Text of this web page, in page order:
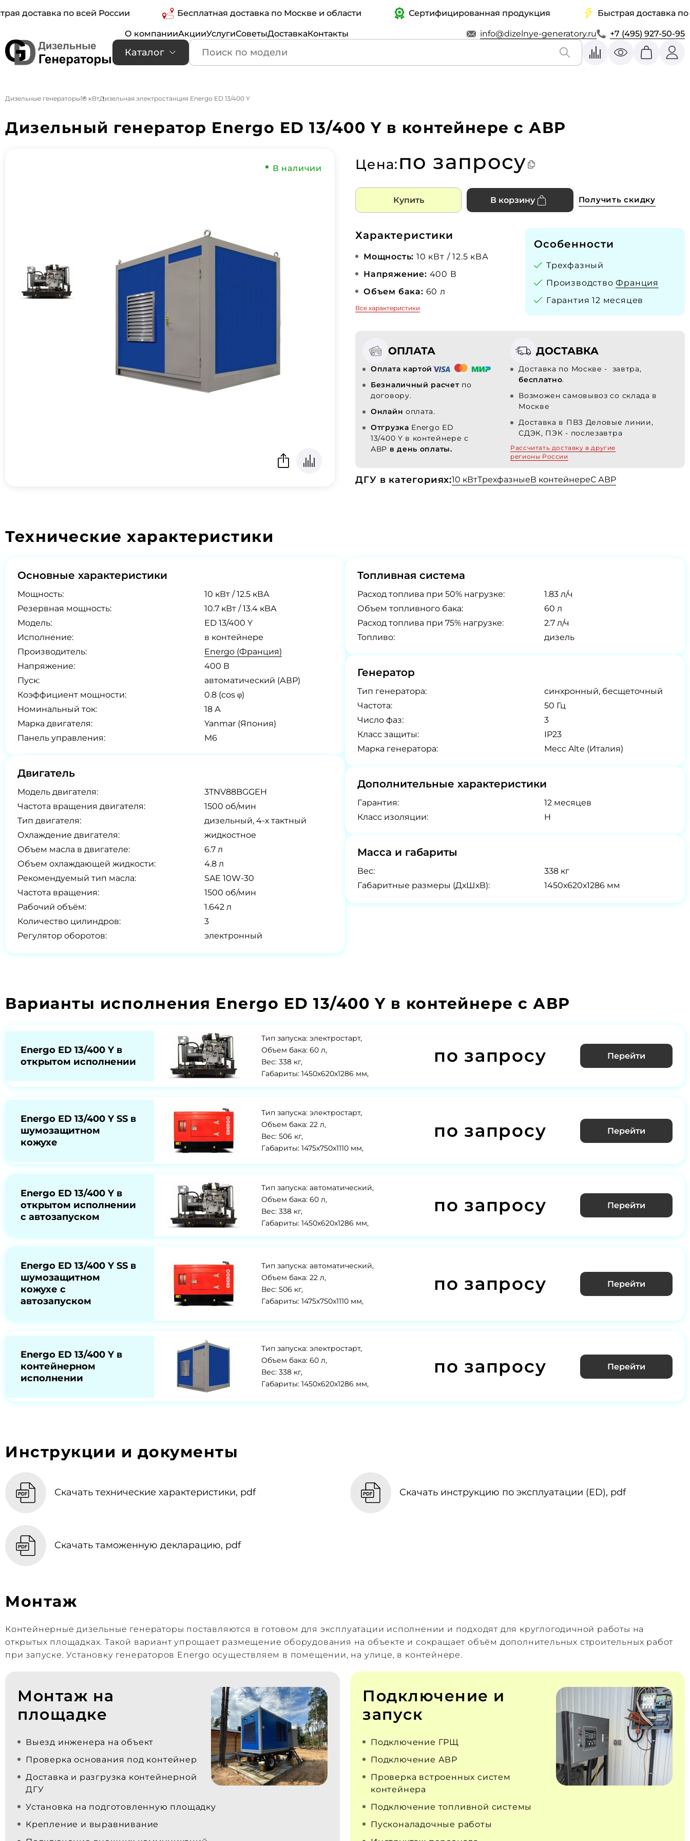
по всей России Бесплатная доставка по Москве и области Сертифицированная продукция Быстрая доставка по
О компанииАкцииУслугиСоветыДоставкаКонтакты info@dizelnye-generatory.ru +7 (495) 927-50-95
Каталог
Дизельные генераторы10 кВтДизельная электростанция Energo ED 13/400 Y
Дизельный генератор Energo ED 13/400 Y в контейнере с АВР
В наличии Цена:по запросу
Купить В корзину Получить скидку
Характеристики
Мощность: 10 кВт / 12.5 кВА
Напряжение: 400 В
Объем бака: 60 л
Все характеристики
Особенности
Трехфазный
ПроизводствоФранция
Гарантия 12 месяцев
ОПЛАТА
Оплата картой
Безналичный расчет по
договору.
Онлайн оплата.
Отгрузка Energo ED
13/400 Y в контейнере с
АВР в день оплаты.
ДОСТАВКА
Доставка по Москве - завтра,
бесплатно.
Возможен самовывоз со склада в
Москве
Доставка в ПВЗ Деловые линии,
СДЭК, ПЭК - послезавтра
Рассчитать доставку в другие
регионы России
ДГУ в категориях:10 кВтТрехфазныеВ контейнереС АВР
Технические характеристики
Основные характеристики
Мощность:
10 кВт / 12.5 кВА
Резервная мощность:
10.7 кВт / 13.4 кВА
Модель:
ED 13/400 Y
Исполнение:
в контейнере
Производитель:
Energo (Франция)
Напряжение:
400 В
Пуск:
автоматический (АВР)
Коэффициент мощности:
0.8 (cos φ)
Номинальный ток:
18 А
Марка двигателя:
Yanmar (Япония)
Панель управления:
М6
Двигатель
Модель двигателя:
3TNV88BGGEH
Частота вращения двигателя:
1500 об/мин
Тип двигателя:
дизельный, 4-х тактный
Охлаждение двигателя:
жидкостное
Объем масла в двигателе:
6.7 л
Объем охлаждающей жидкости:
4.8 л
Рекомендуемый тип масла:
SAE 10W-30
Частота вращения:
1500 об/мин
Рабочий объём:
1.642 л
Количество цилиндров:
3
Регулятор оборотов:
электронный
Топливная система
Расход топлива при 50% нагрузке:
1.83 л/ч
Объем топливного бака:
60 л
Расход топлива при 75% нагрузке:
2.7 л/ч
Топливо:
дизель
Генератор
Tип генератора:
синхронный, бесщеточный
Частота:
50 Гц
Число фаз:
3
Класс защиты:
IP23
Марка генератора:
Mecc Alte (Италия)
Дополнительные характеристики
Гарантия:
12 месяцев
Класс изоляции:
H
Масса и габариты
Вес:
338 кг
Габаритные размеры (ДхШхВ):
1450х620х1286 мм
Варианты исполнения Energo ED 13/400 Y в контейнере с АВР
Energo ED 13/400 Y в
открытом исполнении
Тип запуска: электростарт,
Объем бака: 60 л,
Вес: 338 кг,
Габариты: 1450х620х1286 мм,
по запросу Перейти
Energo ED 13/400 Y SS в
шумозащитном
кожухе
Тип запуска: электростарт,
Объем бака: 22 л,
Вес: 506 кг,
Габариты: 1475х750х1110 мм,
по запросу Перейти
Energo ED 13/400 Y в
открытом исполнении
с автозапуском
Тип запуска: автоматический,
Объем бака: 60 л,
Вес: 338 кг,
Габариты: 1450х620х1286 мм,
по запросу Перейти
Energo ED 13/400 Y SS в
шумозащитном
кожухе с
автозапуском
Тип запуска: автоматический,
Объем бака: 22 л,
Вес: 506 кг,
Габариты: 1475х750х1110 мм,
по запросу Перейти
Energo ED 13/400 Y в
контейнерном
исполнении
Тип запуска: электростарт,
Объем бака: 60 л,
Вес: 338 кг,
Габариты: 1450х620х1286 мм,
по запросу Перейти
Инструкции и документы
Скачать технические характеристики, pdf Скачать инструкцию по эксплуатации (ED), pdf
Скачать таможенную декларацию, pdf
Монтаж
Контейнерные дизельные генераторы поставляются в готовом для эксплуатации исполнении и подходят для круглогодичной работы на
открытых площадках. Такой вариант упрощает размещение оборудования на объекте и сокращает объём дополнительных строительных работ
при запуске. Установку генераторов Energo осуществляем в помещении, на улице, в контейнере.
Монтаж на
площадке
Выезд инженера на объект
Проверка основания под контейнер
Доставка и разгрузка контейнерной
ДГУ
Установка на подготовленную площадку
Крепление и выравнивание
Подключение и
запуск
Подключение ГРЩ
Подключение АВР
Проверка встроенных систем
контейнера
Подключение топливной системы
Пусконаладочные работы